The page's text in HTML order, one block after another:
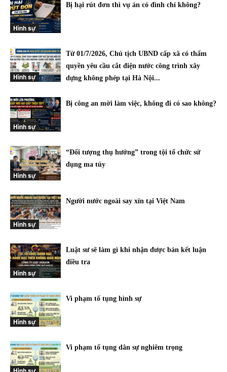
Hình sự
Bị hại rút đơn thì vụ án có đình chỉ không?
Hình sự
Từ 01/7/2026, Chủ tịch UBND cấp xã có thẩm
quyền yêu cầu cắt điện nước công trình xây
dựng không phép tại Hà Nội...
Hình sự
Bị công an mời làm việc, không đi có sao không?
Hình sự
“Đối tượng thụ hưởng” trong tội tổ chức sử
dụng ma túy
Hình sự
Người nước ngoài say xỉn tại Việt Nam
Hình sự
Luật sư sẽ làm gì khi nhận được bản kết luận
điều tra
Hình sự
Vi phạm tố tụng hình sự
Vi phạm tố tụng dân sự nghiêm trọng